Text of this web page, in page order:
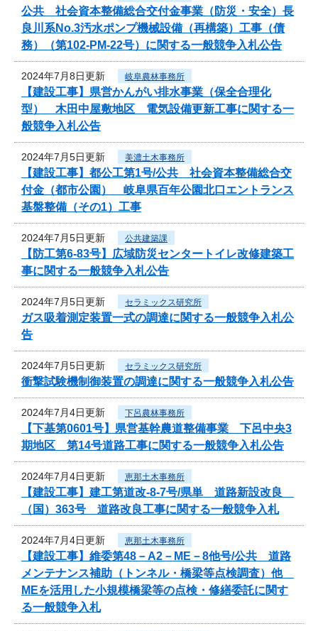
公共 社会資本整備総合交付金事業（防災・安全）長
良川系No.3汚水ポンプ機械設備（再構築）工事（債
務）（第102-PM-22号）に関する一般競争入札公告
2024年7月8日更新 岐阜農林事務所
【建設工事】県営かんがい排水事業（保全合理化
型） 木田中屋敷地区 電気設備更新工事に関する一
般競争入札公告
2024年7月5日更新 美濃土木事務所
【建設工事】都公工第1号/公共 社会資本整備総合交
付金（都市公園） 岐阜県百年公園北口エントランス
基盤整備（その1）工事
2024年7月5日更新 公共建築課
【防工第6-83号】広域防災センタートイレ改修建築工
事に関する一般競争入札公告
2024年7月5日更新 セラミックス研究所
ガス吸着測定装置一式の調達に関する一般競争入札公
告
2024年7月5日更新 セラミックス研究所
衝撃試験機制御装置の調達に関する一般競争入札公告
2024年7月4日更新 下呂農林事務所
【下基第0601号】県営基幹農道整備事業 下呂中央3
期地区 第14号道路工事に関する一般競争入札公告
2024年7月4日更新 恵那土木事務所
【建設工事】建工第道改-8-7号/県単 道路新設改良
（国）363号 道路改良工事に関する一般競争入札
2024年7月4日更新 恵那土木事務所
【建設工事】維委第48－A2－ME－8他号/公共 道路
メンテナンス補助（トンネル・橋梁等点検調査）他
MEを活用した小規模橋梁等の点検・修繕委託に関す
る一般競争入札